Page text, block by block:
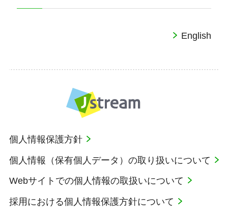
English
個人情報保護方針
個人情報（保有個人データ）の取り扱いについて
Webサイトでの個人情報の取扱いについて
採用における個人情報保護方針について